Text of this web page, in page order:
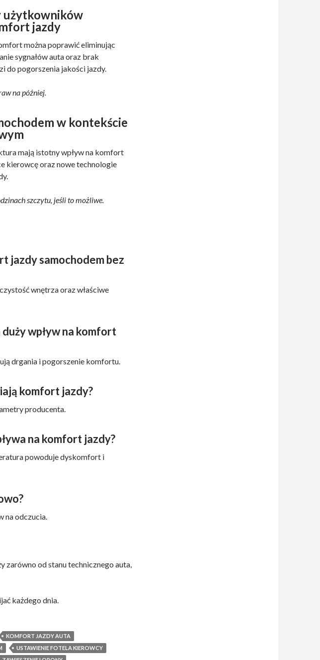
użytkowników
jazdy
można poprawić eliminując
sygnałów auta oraz brak
do pogorszenia jakości jazdy.
na później.
w kontekście
mają istotny wpływ na komfort
kierowcę oraz nowe technologie
szczytu, jeśli to możliwe.
jazdy samochodem bez
wnętrza oraz właściwe
wpływ na komfort
drgania i pogorszenie komfortu.
komfort jazdy?
producenta.
na komfort jazdy?
powoduje dyskomfort i
na odczucia.
zarówno od stanu technicznego auta,
każdego dnia.
KOMFORT JAZDY AUTA
USTAWIENIE FOTELA KIEROWCY